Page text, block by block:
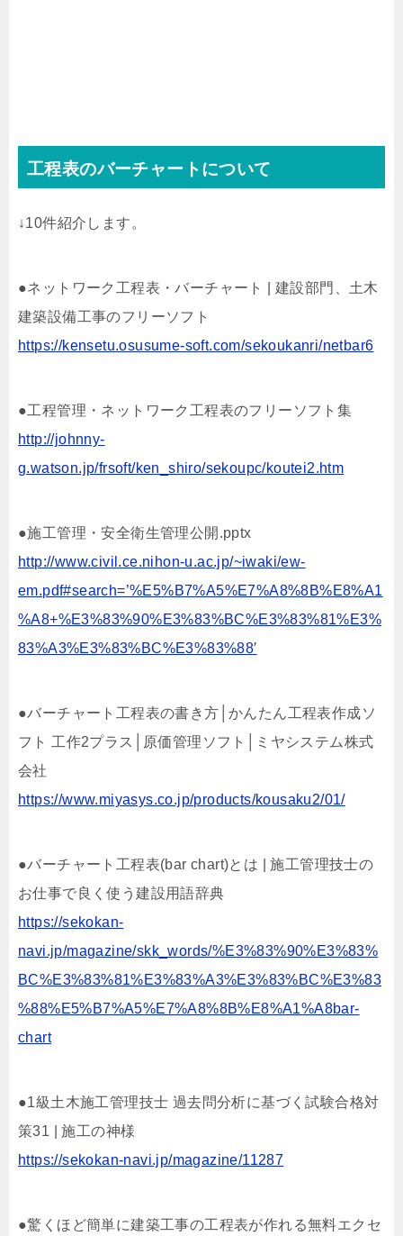
工程表のバーチャートについて
↓10件紹介します。
●ネットワーク工程表・バーチャート | 建設部門、土木
建築設備工事のフリーソフト
https://kensetu.osusume-soft.com/sekoukanri/netbar6
●工程管理・ネットワーク工程表のフリーソフト集
http://johnny-
g.watson.jp/frsoft/ken_shiro/sekoupc/koutei2.htm
●施工管理・安全衛生管理公開.pptx
http://www.civil.ce.nihon-u.ac.jp/~iwaki/ew-
em.pdf#search=’%E5%B7%A5%E7%A8%8B%E8%A1
%A8+%E3%83%90%E3%83%BC%E3%83%81%E3%
83%A3%E3%83%BC%E3%83%88′
●バーチャート工程表の書き方│かんたん工程表作成ソ
フト 工作2プラス│原価管理ソフト│ミヤシステム株式
会社
https://www.miyasys.co.jp/products/kousaku2/01/
●バーチャート工程表(bar chart)とは | 施工管理技士の
お仕事で良く使う建設用語辞典
https://sekokan-
navi.jp/magazine/skk_words/%E3%83%90%E3%83%
BC%E3%83%81%E3%83%A3%E3%83%BC%E3%83
%88%E5%B7%A5%E7%A8%8B%E8%A1%A8bar-
chart
●1級土木施工管理技士 過去問分析に基づく試験合格対
策31 | 施工の神様
https://sekokan-navi.jp/magazine/11287
●驚くほど簡単に建築工事の工程表が作れる無料エクセ